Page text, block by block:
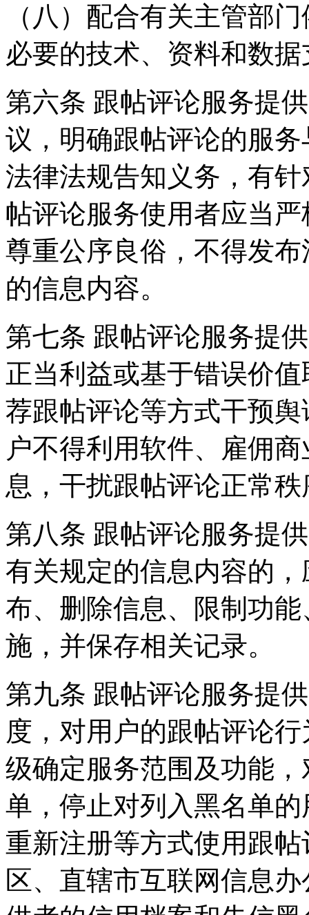
（八）配合有关主管部
必要的技术、资料和数
第六条 跟帖评论服务提
议，明确跟帖评论的服
法律法规告知义务，有
帖评论服务使用者应当
尊重公序良俗，不得发
的信息内容。
第七条 跟帖评论服务提
正当利益或基于错误价
荐跟帖评论等方式干预
户不得利用软件、雇佣
息，干扰跟帖评论正常
第八条 跟帖评论服务提
有关规定的信息内容的
布、删除信息、限制功
施，并保存相关记录。
第九条 跟帖评论服务提
度，对用户的跟帖评论
级确定服务范围及功能
单，停止对列入黑名单
重新注册等方式使用跟
区、直辖市互联网信息